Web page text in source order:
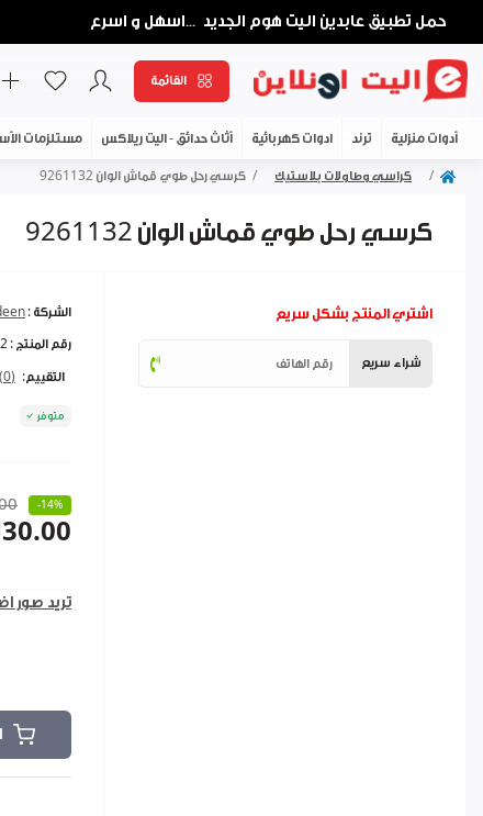
حمل تطبيق عابدين اليت هوم الجديد ...اسهل و اسرع
القائمة
أدوات منزلية ترند ادوات كهربائية أثاث حدائق - اليت ريلاكس مستلزمات
كراسي وطاولات بلاستيك كرسي رحل طوي قماش الوان 9261132
كرسي رحل طوي قماش الوان 9261132
الشركة :
رقم المنتج :
التقييم: (0)
متوفر
-14%
تريد صور
اشتري المنتج بشكل سريع
شراء سريع